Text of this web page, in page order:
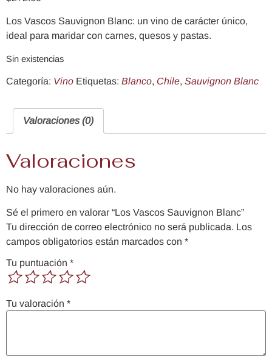
Los Vascos Sauvignon Blanc: un vino de carácter único,
ideal para maridar con carnes, quesos y pastas.
Sin existencias
Categoría: Vino Etiquetas: Blanco, Chile, Sauvignon Blanc
Valoraciones (0)
Valoraciones
No hay valoraciones aún.
Sé el primero en valorar “Los Vascos Sauvignon Blanc”
Tu dirección de correo electrónico no será publicada. Los
campos obligatorios están marcados con *
Tu puntuación *
Tu valoración *